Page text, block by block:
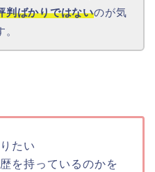
判ばかりではないのが気
たい
を持っているのかを